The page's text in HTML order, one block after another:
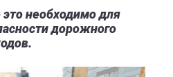
необходимо для
дорожного